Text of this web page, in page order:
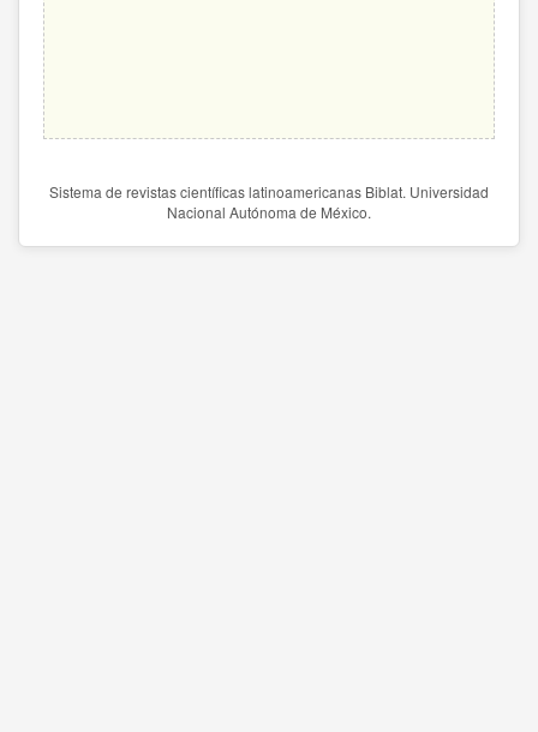
Sistema de revistas científicas latinoamericanas Biblat. Universidad
Nacional Autónoma de México.